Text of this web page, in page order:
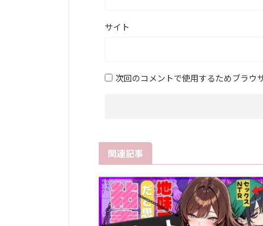
サイト
次回のコメントで使用するためブラウ
関連記事